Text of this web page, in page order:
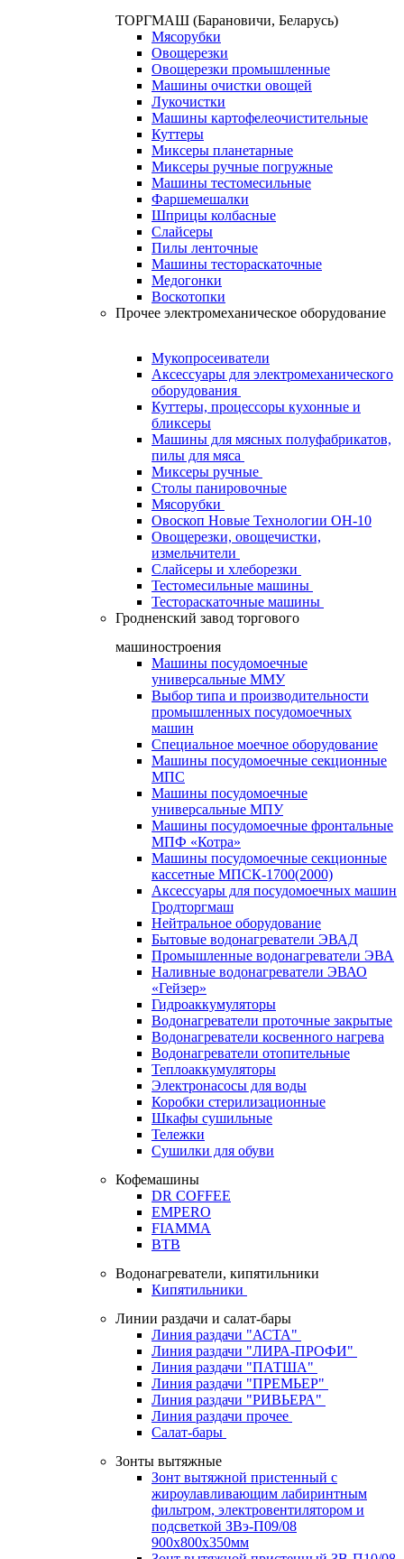
ТОРГМАШ (Барановичи, Беларусь)
Мясорубки
Овощерезки
Овощерезки промышленные
Машины очистки овощей
Лукочистки
Машины картофелеочистительные
Куттеры
Миксеры планетарные
Миксеры ручные погружные
Машины тестомесильные
Фаршемешалки
Шприцы колбасные
Слайсеры
Пилы ленточные
Машины тестораскаточные
Медогонки
Воскотопки
Прочее электромеханическое оборудование
Мукопросеиватели
Аксессуары для электромеханического
оборудования
Куттеры, процессоры кухонные и
бликсеры
Машины для мясных полуфабрикатов,
пилы для мяса
Миксеры ручные
Столы панировочные
Мясорубки
Овоскоп Новые Технологии ОН-10
Овощерезки, овощечистки,
измельчители
Слайсеры и хлеборезки
Тестомесильные машины
Тестораскаточные машины
Гродненский завод торгового
машиностроения
Машины посудомоечные
универсальные ММУ
Выбор типа и производительности
промышленных посудомоечных
машин
Специальное моечное оборудование
Машины посудомоечные секционные
МПС
Машины посудомоечные
универсальные МПУ
Машины посудомоечные фронтальные
МПФ «Котра»
Машины посудомоечные секционные
кассетные МПСК-1700(2000)
Аксессуары для посудомоечных машин
Гродторгмаш
Нейтральное оборудование
Бытовые водонагреватели ЭВАД
Промышленные водонагреватели ЭВА
Наливные водонагреватели ЭВАО
«Гейзер»
Гидроаккумуляторы
Водонагреватели проточные закрытые
Водонагреватели косвенного нагрева
Водонагреватели отопительные
Теплоаккумуляторы
Электронасосы для воды
Коробки стерилизационные
Шкафы сушильные
Тележки
Сушилки для обуви
Кофемашины
DR COFFEE
EMPERO
FIAMMA
BTB
Водонагреватели, кипятильники
Кипятильники
Линии раздачи и салат-бары
Линия раздачи "АСТА"
Линия раздачи "ЛИРА-ПРОФИ"
Линия раздачи "ПАТША"
Линия раздачи "ПРЕМЬЕР"
Линия раздачи "РИВЬЕРА"
Линия раздачи прочее
Салат-бары
Зонты вытяжные
Зонт вытяжной пристенный с
жироулавливающим лабиринтным
фильтром, электровентилятором и
подсветкой ЗВэ-П09/08
900х800х350мм